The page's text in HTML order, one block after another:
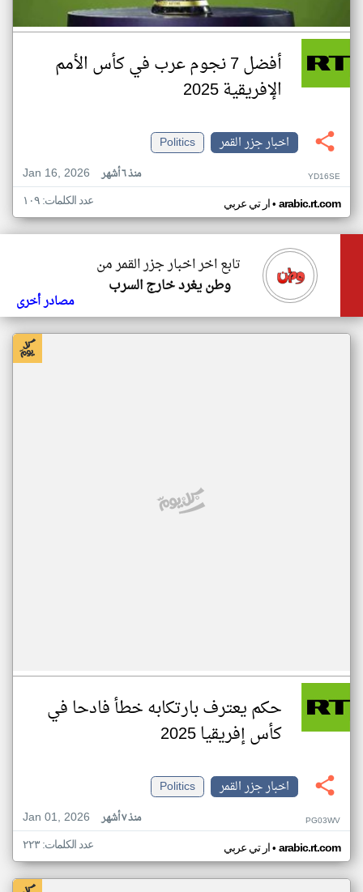
أفضل 7 نجوم عرب في كأس الأمم
الإفريقية 2025
اخبار جزر القمر
Politics
Jan 16, 2026
منذ ٦ أشهر YD16SE
ار تي عربي• arabic.rt.com عدد الكلمات: ١٠٩
تابع اخر اخبار جزر القمر من
وطن يغرد خارج السرب
مصادر أخرى
حكم يعترف بارتكابه خطأ فادحا في
كأس إفريقيا 2025
اخبار جزر القمر
Politics
Jan 01, 2026
منذ ٧ أشهر PG03WV
ار تي عربي• arabic.rt.com عدد الكلمات: ٢٢٣